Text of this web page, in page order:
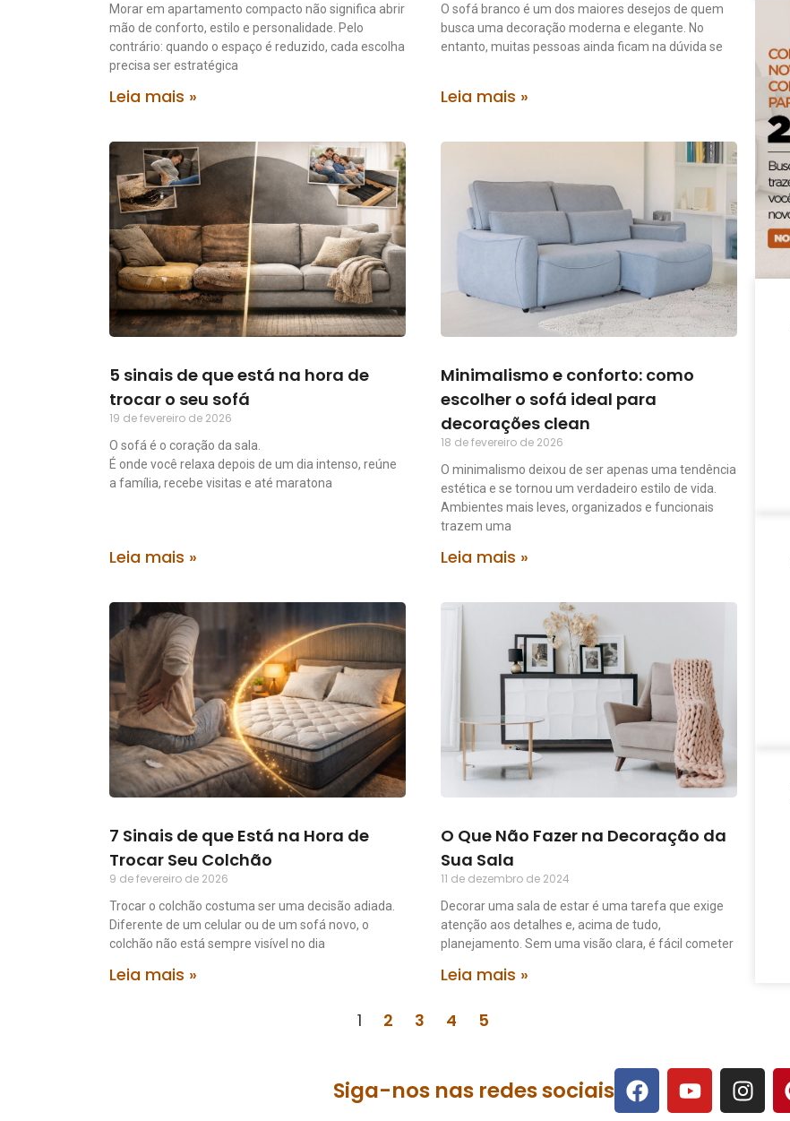
Morar em apartamento compacto não significa abrir
mão de conforto, estilo e personalidade. Pelo
contrário: quando o espaço é reduzido, cada escolha
precisa ser estratégica
Leia mais »
O sofá branco é um dos maiores desejos de quem
busca uma decoração moderna e elegante. No
entanto, muitas pessoas ainda ficam na dúvida se
Leia mais »
5 sinais de que está na hora de
trocar o seu sofá
19 de fevereiro de 2026
O sofá é o coração da sala.
É onde você relaxa depois de um dia intenso, reúne
a família, recebe visitas e até maratona
Leia mais »
Minimalismo e conforto: como
escolher o sofá ideal para
decorações clean
18 de fevereiro de 2026
O minimalismo deixou de ser apenas uma tendência
estética e se tornou um verdadeiro estilo de vida.
Ambientes mais leves, organizados e funcionais
trazem uma
Leia mais »
7 Sinais de que Está na Hora de
Trocar Seu Colchão
9 de fevereiro de 2026
Trocar o colchão costuma ser uma decisão adiada.
Diferente de um celular ou de um sofá novo, o
colchão não está sempre visível no dia
Leia mais »
O Que Não Fazer na Decoração da
Sua Sala
11 de dezembro de 2024
Decorar uma sala de estar é uma tarefa que exige
atenção aos detalhes e, acima de tudo,
planejamento. Sem uma visão clara, é fácil cometer
Leia mais »
1 2 3 4 5
Siga-nos nas redes sociais